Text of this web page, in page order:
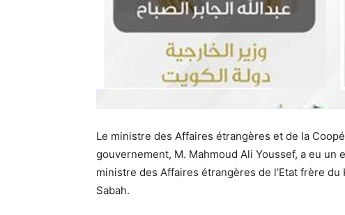
Le ministre des Affaires étrangères et de la
gouvernement, M. Mahmoud Ali Youssef, a eu
ministre des Affaires étrangères de l’Etat frère
Sabah.